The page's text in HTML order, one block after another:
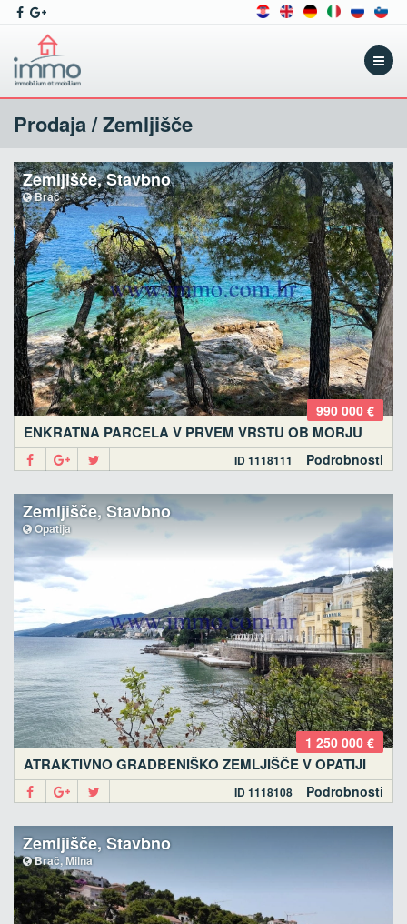
Menu
Prodaja / Zemljišče
Zemljišče, Stavbno
Brač
990 000 €
ENKRATNA PARCELA V PRVEM VRSTU OB MORJU
Podrobnosti
ID 1118111
Zemljišče, Stavbno
Opatija
1 250 000 €
ATRAKTIVNO GRADBENIŠKO ZEMLJIŠČE V OPATIJI
Podrobnosti
ID 1118108
Zemljišče, Stavbno
Brač, Milna